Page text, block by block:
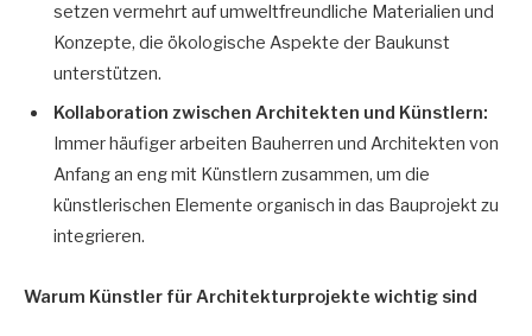
setzen vermehrt auf umweltfreundliche Materialien und
Konzepte, die ökologische Aspekte der Baukunst
unterstützen.
Kollaboration zwischen Architekten und Künstlern:
Immer häufiger arbeiten Bauherren und Architekten von
Anfang an eng mit Künstlern zusammen, um die
künstlerischen Elemente organisch in das Bauprojekt zu
integrieren.
Warum Künstler für Architekturprojekte wichtig sind